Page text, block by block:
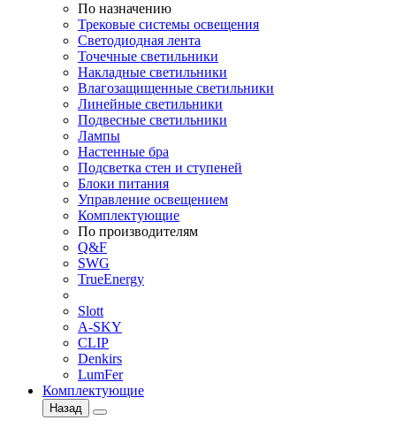
По назначению
Трековые системы освещения
Светодиодная лента
Точечные светильники
Накладные светильники
Влагозащищенные светильники
Линейные светильники
Подвесные светильники
Лампы
Настенные бра
Подсветка стен и ступеней
Блоки питания
Управление освещением
Комплектующие
По производителям
Q&F
SWG
TrueEnergy
Slott
A-SKY
CLIP
Denkirs
LumFer
Комплектующие
Назад